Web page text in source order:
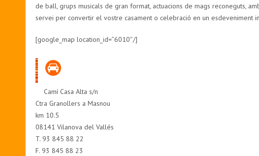
de ball, grups musicals de gran format, actuacions de mags reconeguts,
servei per convertir el vostre casament o celebració en un esdeveniment
[google_map location_id=”6010″/]
Camí Casa Alta s/n
Ctra Granollers a Masnou
km 10.5
08141 Vilanova del Vallés
T. 93 845 88 22
F. 93 845 88 23